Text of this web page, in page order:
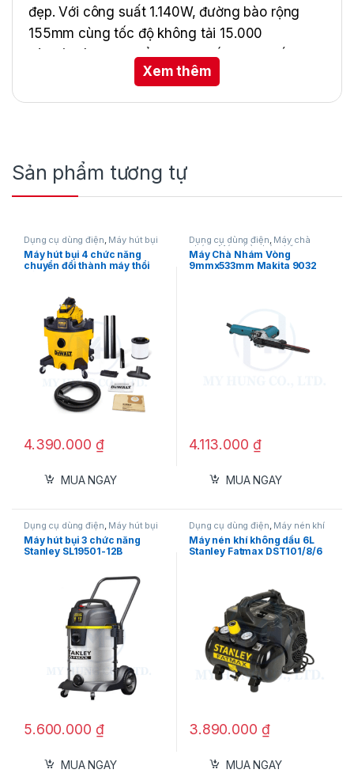
đẹp. Với công suất 1.140W, đường bào rộng
155mm cùng tốc độ không tải 15.000
vòng/phút, sản phẩm mang đến hiệu suất vượt
trội, tiết kiệm tối đa thời gian thi công.
Thông số kỹ thuật:
Thương hiệu: Makita (Nhật Bản)
Model: 1805N
Bề rộng đường bào
: 155mm
Trọng lượng: 7.9 – 8.2kg (tùy phiên bản)
Chiều dài dây điện
: 5m
kép, tích hợp hệ thống hút bụi
Công dụng:
Bào các loại gỗ nhanh chóng, tạo bề mặt
láng mịn.
Phù hợp cho công trình xây dựng lớn,
chuyên nghiệp.
Xem thêm
Sản phẩm tương tự
Dụng cụ dùng điện, Máy hút bụi
Máy hút bụi 4 chức năng
chuyển đổi thành máy thổi
4.390.000 ₫
MUA NGAY
Dụng cụ dùng điện, Máy chà
nhám,Máy chà nhám băng
Máy Chà Nhám Vòng
9mmx533mm Makita 9032
4.113.000 ₫
MUA NGAY
Dụng cụ dùng điện, Máy hút bụi
Máy hút bụi 3 chức năng
Stanley SL19501-12B
5.600.000 ₫
MUA NGAY
Dụng cụ dùng điện, Máy nén khí
Máy nén khí không dầu 6L
Stanley Fatmax DST101/8/6
3.890.000 ₫
MUA NGAY